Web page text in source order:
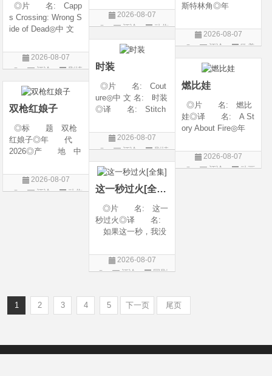
&amp;middot;绝密任
务◎年 代: 202
大陆◎类 别:
动作 / 战争 / 犯
2026-08-07
评论
动作
片
斯特林角◎年
地: 美国◎类
别: 剧情◎语
期: 2026-08-05(美
国)◎IMDb评分: 6
2026-08-07
评论
欧美
剧
◎片 名: Capp
s Crossing: Wrong S
ide of Dead◎中 文
死亡的反面◎年
代: 2026◎产
别: 剧情 / 悬疑 / 惊
悚 / 犯罪◎语
2026-08-07
评论
剧情
片
时装
◎片 名: Cout
ure◎中 文 名: 时装
◎译 名: Stitch
(台)◎年 代: 20
25◎产 地: 法
剧情◎语 言:
法语 /
2026-08-07
评论
剧情
片
燃比娃
◎片 名: 燃比
娃◎译 名: A St
ory About Fire◎年
地: 中国大陆◎
类 别: 动画 / 奇
2026-08-07
评论
动画
双枪红娘子
◎标 题 双枪
红娘子◎年 代
2026◎产 地 中
剧情 / 动作 / 战争◎
上映日期 2026-08-
2026-08-07
评论
动作
这一秒过火[全集]
◎片 名: 这一
秒过火◎译 名:
如果这一秒，我没
年 代: 2026◎
产 地: 中国大
汉语普通话◎上映
2026-08-07
评论
国剧
1 2 3 4 5 下一页 尾页